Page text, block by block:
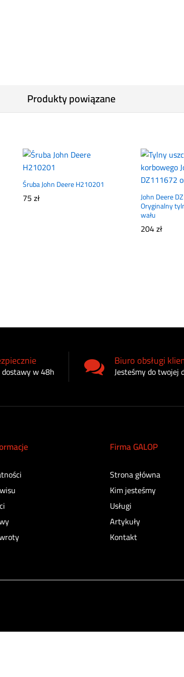
Produkty powiązane
Śruba John Deere H210201
75zł John Deere
Oryginalny
wału
204zł
w 48h
Biuro obsługi
Jesteśmy do twojej
Firma GALOP
Strona główna
Kim jesteśmy
Usługi
Artykuły
Kontakt